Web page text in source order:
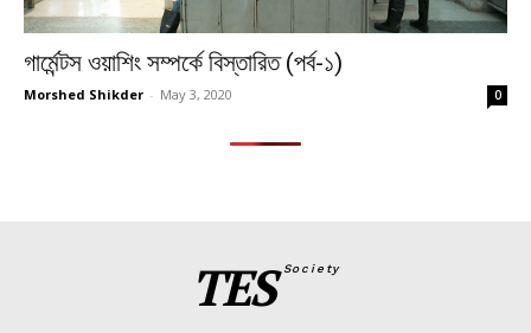
গার্মেন্টস ওয়াশিং সম্পর্কে বিস্তারিত (পর্ব-১)
Morshed Shikder - May 3, 2020 0
TES Society